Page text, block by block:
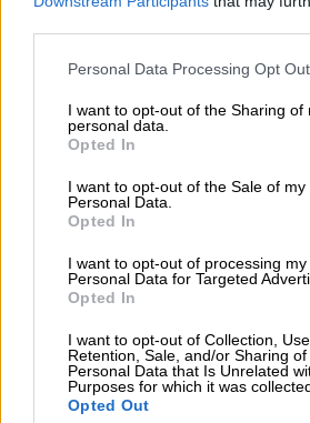
Please note that this website/app uses
not limited to your visit or usage
grant or deny consent to Google and
use your data for below specified
consent section.
Personal Data Processing Opt
I want to opt-out of the Sharing of
personal data.
Opted In
I want to opt-out of the Sale of my
Personal Data.
Opted In
I want to opt-out of processing my
Personal Data for Targeted
Opted In
I want to opt-out of Collection, Use,
Retention, Sale, and/or Sharing of
Personal Data that Is Unrelated
Purposes for which it was
Opted Out
παραβίαση τεκμηρίου
Πάγος απόφαση που λέει
Πλεύρης έχει σχέση με τον
ακούτε τους αυνάνες της